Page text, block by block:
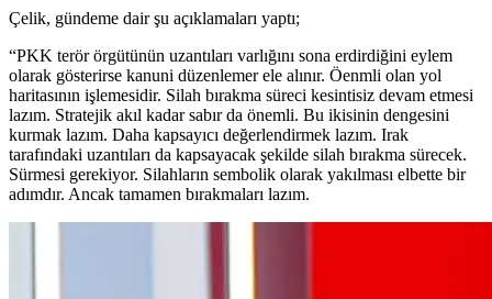
Çelik, gündeme dair şu açıklamaları yaptı;
“PKK terör örgütünün uzantıları varlığını sona erdirdiğini eylem
olarak gösterirse kanuni düzenlemer ele alınır. Öenmli olan yol
haritasının işlemesidir. Silah bırakma süreci kesintisiz devam etmesi
lazım. Stratejik akıl kadar sabır da önemli. Bu ikisinin dengesini
kurmak lazım. Daha kapsayıcı değerlendirmek lazım. Irak
tarafındaki uzantıları da kapsayacak şekilde silah bırakma sürecek.
Sürmesi gerekiyor. Silahların sembolik olarak yakılması elbette bir
adımdır. Ancak tamamen bırakmaları lazım.